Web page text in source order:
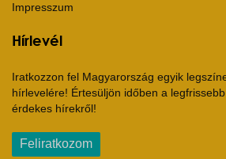
Impresszum
Hírlevél
Iratkozzon fel Magyarország egyik
hírlevelére! Értesüljön időben a
érdekes hírekről!
Feliratkozom